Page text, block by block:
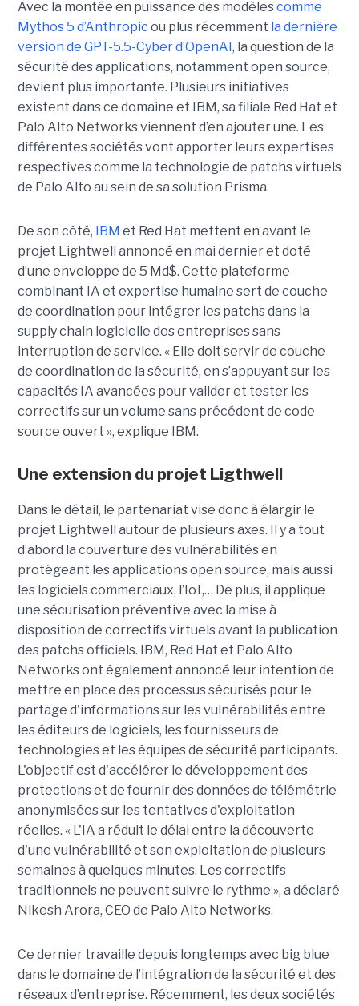
Avec la montée en puissance des modèlescomme
Mythos 5 d’Anthropic ou plus récemment la dernière
version de GPT-5.5-Cyber d’OpenAI , la question de la
sécurité des applications, notamment open source,
devient plus importante. Plusieurs initiatives
existent dans ce domaine et IBM, sa filiale Red Hat et
Palo Alto Networks viennent d’en ajouter une. Les
différentes sociétés vont apporter leurs expertises
respectives comme la technologie de patchs virtuels
de Palo Alto au sein de sa solution Prisma.
De son côté, IBM et Red Hat mettent en avant le
projet Lightwell annoncé en mai dernier et doté
d’une enveloppe de 5 Md$. Cette plateforme
combinant IA et expertise humaine sert de couche
de coordination pour intégrer les patchs dans la
supply chain logicielle des entreprises sans
interruption de service. « Elle doit servir de couche
de coordination de la sécurité, en s’appuyant sur les
capacités IA avancées pour valider et tester les
correctifs sur un volume sans précédent de code
source ouvert », explique IBM.
Une extension du projet Ligthwell
Dans le détail, le partenariat vise donc à élargir le
projet Lightwell autour de plusieurs axes. Il y a tout
d’abord la couverture des vulnérabilités en
protégeant les applications open source, mais aussi
les logiciels commerciaux, l’IoT,… De plus, il applique
une sécurisation préventive avec la mise à
disposition de correctifs virtuels avant la publication
des patchs officiels. IBM, Red Hat et Palo Alto
Networks ont également annoncé leur intention de
mettre en place des processus sécurisés pour le
partage d'informations sur les vulnérabilités entre
les éditeurs de logiciels, les fournisseurs de
technologies et les équipes de sécurité participants.
L'objectif est d'accélérer le développement des
protections et de fournir des données de télémétrie
anonymisées sur les tentatives d'exploitation
réelles. « L'IA a réduit le délai entre la découverte
d'une vulnérabilité et son exploitation de plusieurs
semaines à quelques minutes. Les correctifs
traditionnels ne peuvent suivre le rythme », a déclaré
Nikesh Arora, CEO de Palo Alto Networks.
Ce dernier travaille depuis longtemps avec big blue
dans le domaine de l’intégration de la sécurité et des
réseaux d’entreprise. Récemment, les deux sociétés